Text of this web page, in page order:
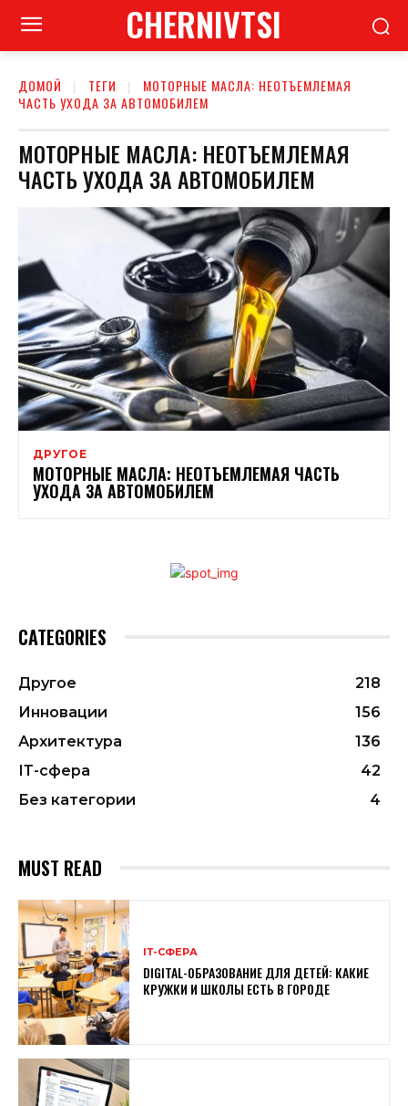
CHERNIVTSI
ДОМОЙ ТЕГИ
МОТОРНЫЕ МАСЛА: НЕОТЪЕМЛЕМАЯ
ЧАСТЬ УХОДА ЗА АВТОМОБИЛЕМ
МОТОРНЫЕ МАСЛА: НЕОТЪЕМЛЕМАЯ
ЧАСТЬ УХОДА ЗА АВТОМОБИЛЕМ
ДРУГОЕ
МОТОРНЫЕ МАСЛА: НЕОТЪЕМЛЕМАЯ ЧАСТЬ
УХОДА ЗА АВТОМОБИЛЕМ
CATEGORIES
Другое
218
Инновации
156
Архитектура
136
ІТ-сфера
42
Без категории
4
MUST READ
ІТ-СФЕРА
DIGITAL-ОБРАЗОВАНИЕ ДЛЯ ДЕТЕЙ: КАКИЕ
КРУЖКИ И ШКОЛЫ ЕСТЬ В ГОРОДЕ